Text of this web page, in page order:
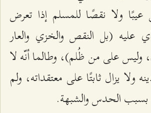
ولا نقصًا للمسلم إذا تعرض
عليه (بل النقص والخزي والعار
وليس على من ظُلم)، وطالما أنّه لا
يزال ثابتًا على معتقداته، ولم
بسبب الحدس والشبهة.